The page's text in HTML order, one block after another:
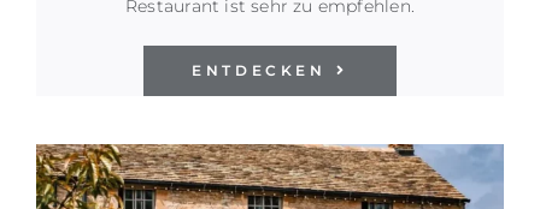
Restaurant ist sehr zu empfehlen.
ENTDECKEN